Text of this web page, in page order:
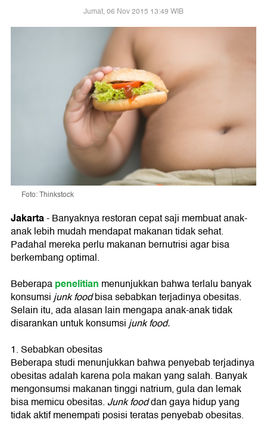
Jumat, 06 Nov 2015 13:49 WIB
Foto: Thinkstock
Jakarta- Banyaknya restoran cepat saji membuat anak-
anak lebih mudah mendapat makanan tidak sehat.
Padahal mereka perlu makanan bernutrisi agar bisa
berkembang optimal.
Beberapapenelitian menunjukkan bahwa terlalu banyak
konsumsijunk foodbisa sebabkan terjadinya obesitas.
Selain itu, ada alasan lain mengapa anak-anak tidak
disarankan untuk konsumsijunk food.
1. Sebabkan obesitas
Beberapa studi menunjukkan bahwa penyebab terjadinya
obesitas adalah karena pola makan yang salah. Banyak
mengonsumsi makanan tinggi natrium, gula dan lemak
bisa memicu obesitas.Junk fooddan gaya hidup yang
tidak aktif menempati posisi teratas penyebab obesitas.